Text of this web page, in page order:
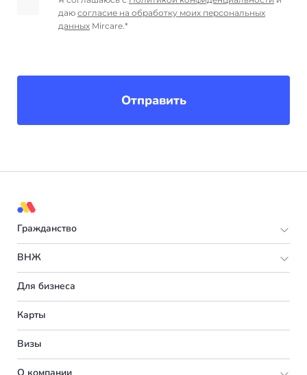
даю согласие на обработку моих персональных
данных Mircare.*
Отправить
Гражданство
Европа
Мальта
ВНЖ
Европа
Италия
Для бизнеса
Карты
Визы